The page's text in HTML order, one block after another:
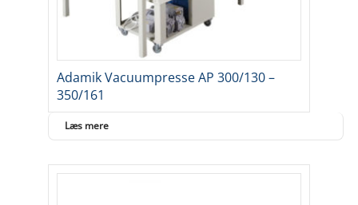
Adamik Vacuumpresse AP 300/130 –
350/161
Læs mere